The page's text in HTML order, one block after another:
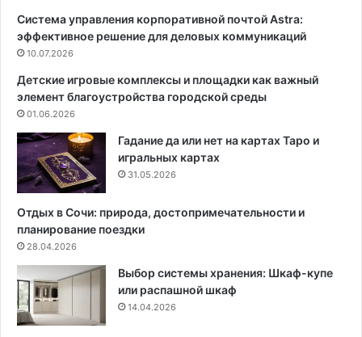
с
т
е
и
я
и
о
л
е
с
о
Система управления корпоративной почтой Astra:
эффективное решение для деловых коммуникаций
10.07.2026
Детские игровые комплексы и площадки как важный
элемент благоустройства городской среды
01.06.2026
Гадание да или нет на картах Таро и
игральных картах
31.05.2026
Отдых в Сочи: природа, достопримечательности и
планирование поездки
28.04.2026
Выбор системы хранения: Шкаф-купе
или распашной шкаф
14.04.2026